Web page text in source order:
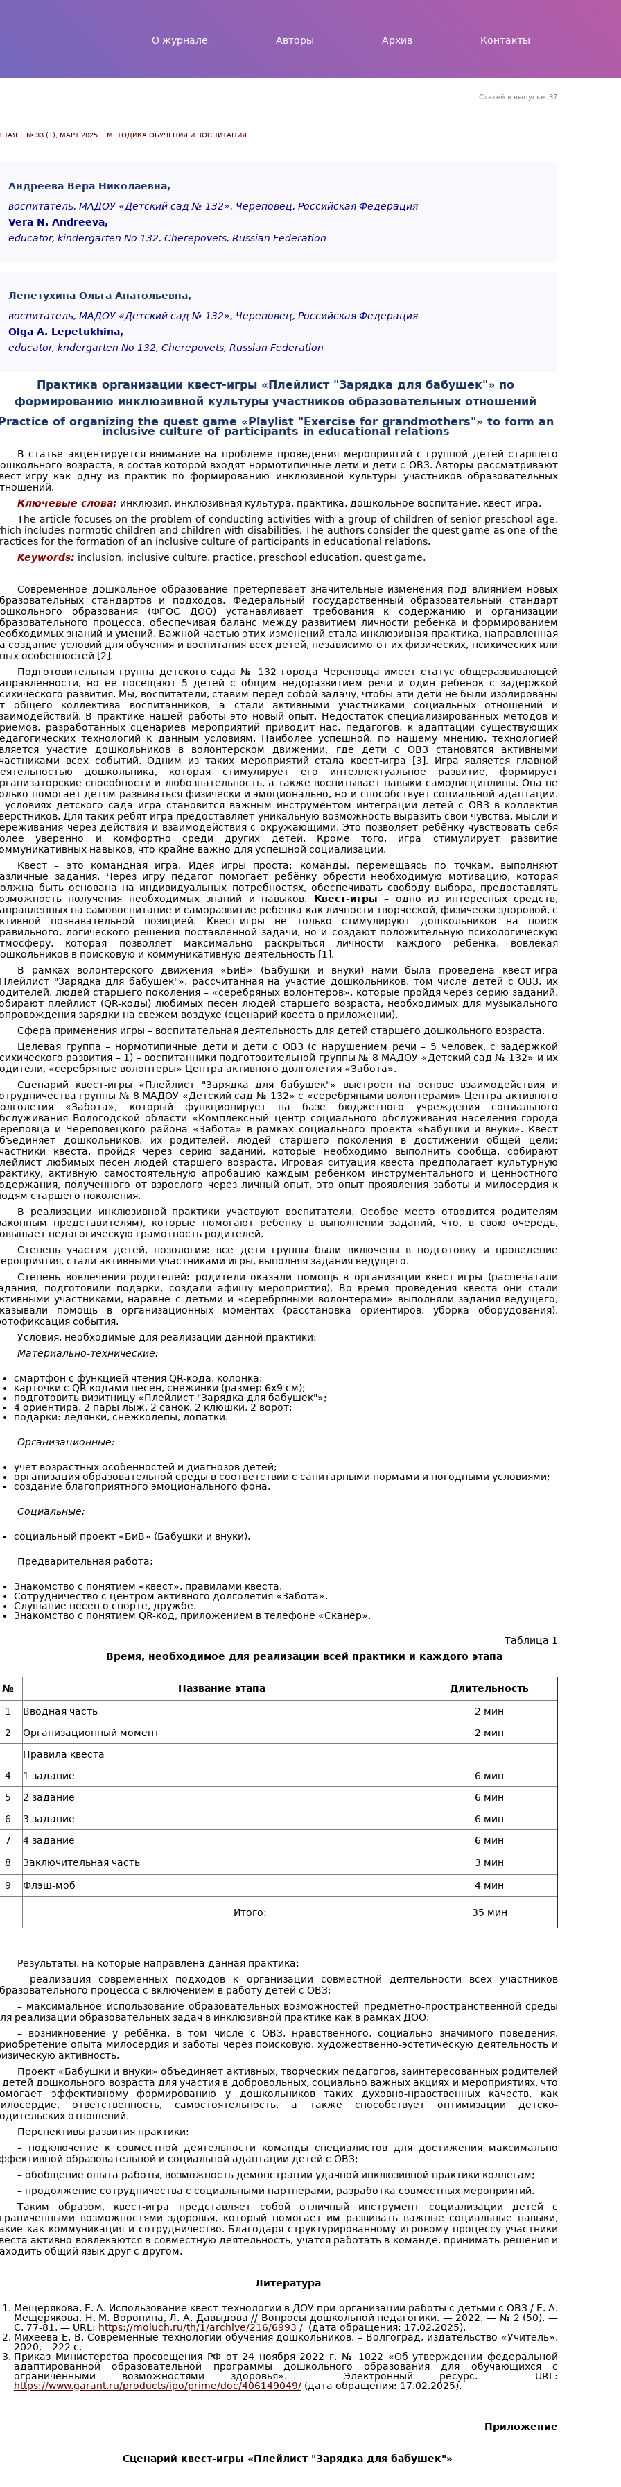
О журнале Авторы Архив Контакты
Статей в выпуске: 37
№ 33 (1), МАРТ 2025 МЕТОДИКА ОБУЧЕНИЯ И ВОСПИТАНИЯ
Андреева Вера Николаевна,
воспитатель, МАДОУ «Детский сад № 132», Череповец, Российская Федерация
Vera N. Andreeva,
educator, kindergarten No 132, Cherepovets, Russian Federation
Лепетухина Ольга Анатольевна,
воспитатель, МАДОУ «Детский сад № 132», Череповец, Российская Федерация
Olga A. Lepetukhina,
educator, kndergarten No 132, Cherepovets, Russian Federation
Практика организации квест-игры «Плейлист "Зарядка для бабушек"» по
формированию инклюзивной культуры участников образовательных отношений
of organizing the quest game «Playlist "Exercise for grandmothers"» to form an
inclusive culture of participants in educational relations
В статье акцентируется внимание на проблеме проведения мероприятий с группой детей старшего
возраста, в состав которой входят нормотипичные дети и дети с ОВЗ. Авторы рассматривают
игру как одну из практик по формированию инклюзивной культуры участников образовательных
Ключевые слова: инклюзия, инклюзивная культура, практика, дошкольное воспитание, квест-игра.
The article focuses on the problem of conducting activities with a group of children of senior preschool age,
includes normotic children and children with disabilities. The authors consider the quest game as one of the
for the formation of an inclusive culture of participants in educational relations.
Keywords: inclusion, inclusive culture, practice, preschool education, quest game.
Современное дошкольное образование претерпевает значительные изменения под влиянием новых
стандартов и подходов. Федеральный государственный образовательный стандарт
образования (ФГОС ДОО) устанавливает требования к содержанию и организации
процесса, обеспечивая баланс между развитием личности ребенка и формированием
знаний и умений. Важной частью этих изменений стала инклюзивная практика, направленная
создание условий для обучения и воспитания всех детей, независимо от их физических, психических или
особенностей [2].
Подготовительная группа детского сада № 132 города Череповца имеет статус общеразвивающей
но ее посещают 5 детей с общим недоразвитием речи и один ребенок с задержкой
развития. Мы, воспитатели, ставим перед собой задачу, чтобы эти дети не были изолированы
общего коллектива воспитанников, а стали активными участниками социальных отношений и
В практике нашей работы это новый опыт. Недостаток специализированных методов и
разработанных сценариев мероприятий приводит нас, педагогов, к адаптации существующих
технологий к данным условиям. Наиболее успешной, по нашему мнению, технологией
участие дошкольников в волонтерском движении, где дети с ОВЗ становятся активными
всех событий. Одним из таких мероприятий стала квест-игра [3]. Игра является главной
дошкольника, которая стимулирует его интеллектуальное развитие, формирует
способности и любознательность, а также воспитывает навыки самодисциплины. Она не
помогает детям развиваться физически и эмоционально, но и способствует социальной адаптации.
условиях детского сада игра становится важным инструментом интеграции детей с ОВЗ в коллектив
Для таких ребят игра предоставляет уникальную возможность выразить свои чувства, мысли и
через действия и взаимодействия с окружающими. Это позволяет ребёнку чувствовать себя
уверенно и комфортно среди других детей. Кроме того, игра стимулирует развитие
навыков, что крайне важно для успешной социализации.
Квест – это командная игра. Идея игры проста: команды, перемещаясь по точкам, выполняют
задания. Через игру педагог помогает ребёнку обрести необходимую мотивацию, которая
быть основана на индивидуальных потребностях, обеспечивать свободу выбора, предоставлять
получения необходимых знаний и навыков. Квест-игры – одно из интересных средств,
на самовоспитание и саморазвитие ребёнка как личности творческой, физически здоровой, с
познавательной позицией. Квест-игры не только стимулируют дошкольников на поиск
логического решения поставленной задачи, но и создают положительную психологическую
которая позволяет максимально раскрыться личности каждого ребенка, вовлекая
в поисковую и коммуникативную деятельность [1].
В рамках волонтерского движения «БиВ» (Бабушки и внуки) нами была проведена квест-игра
"Зарядка для бабушек"», рассчитанная на участие дошкольников, том числе детей с ОВЗ, их
людей старшего поколения – «серебряных волонтеров», которые пройдя через серию заданий,
плейлист (QR-коды) любимых песен людей старшего возраста, необходимых для музыкального
зарядки на свежем воздухе (сценарий квеста в приложении).
Сфера применения игры – воспитательная деятельность для детей старшего дошкольного возраста.
Целевая группа – нормотипичные дети и дети с ОВЗ (с нарушением речи – 5 человек, с задержкой
развития – 1) – воспитанники подготовительной группы № 8 МАДОУ «Детский сад № 132» и их
«серебряные волонтеры» Центра активного долголетия «Забота».
Сценарий квест-игры «Плейлист "Зарядка для бабушек"» выстроен на основе взаимодействия и
группы № 8 МАДОУ «Детский сад № 132» с «серебряными волонтерами» Центра активного
«Забота», который функционирует на базе бюджетного учреждения социального
Вологодской области «Комплексный центр социального обслуживания населения города
и Череповецкого района «Забота» в рамках социального проекта «Бабушки и внуки». Квест
дошкольников, их родителей, людей старшего поколения в достижении общей цели:
квеста, пройдя через серию заданий, которые необходимо выполнить сообща, собирают
любимых песен людей старшего возраста. Игровая ситуация квеста предполагает культурную
активную самостоятельную апробацию каждым ребенком инструментального и ценностного
полученного от взрослого через личный опыт, это опыт проявления заботы и милосердия к
старшего поколения.
В реализации инклюзивной практики участвуют воспитатели. Особое место отводится родителям
представителям), которые помогают ребенку в выполнении заданий, что, в свою очередь,
педагогическую грамотность родителей.
Степень участия детей, нозология: все дети группы были включены в подготовку и проведение
стали активными участниками игры, выполняя задания ведущего.
Степень вовлечения родителей: родители оказали помощь в организации квест-игры (распечатали
подготовили подарки, создали афишу мероприятия). Во время проведения квеста они стали
участниками, наравне с детьми и «серебряными волонтерами» выполняли задания ведущего,
помощь в организационных моментах (расстановка ориентиров, уборка оборудования),
события.
Условия, необходимые для реализации данной практики:
Материально-технические:
смартфон с функцией чтения QR-кода, колонка;
карточки с QR-кодами песен, снежинки (размер 6х9 см);
подготовить визитницу «Плейлист "Зарядка для бабушек"»;
4 ориентира, 2 пары лыж, 2 санок, 2 клюшки, 2 ворот;
подарки: ледянки, снежколепы, лопатки.
Организационные:
учет возрастных особенностей и диагнозов детей;
организация образовательной среды в соответствии с санитарными нормами и погодными условиями;
создание благоприятного эмоционального фона.
Социальные:
социальный проект «БиВ» (Бабушки и внуки).
Предварительная работа:
Знакомство с понятием «квест», правилами квеста.
Сотрудничество с центром активного долголетия «Забота».
Слушание песен о спорте, дружбе.
Знакомство с понятием QR-код, приложением в телефоне «Сканер».
Таблица 1
Время, необходимое для реализации всей практики и каждого этапа
№ Название этапа Длительность
1 Вводная часть
2 мин
2
Организационный момент
2 мин
Правила квеста
4
1 задание
6 мин
5
2 задание
6 мин
6
3 задание
6 мин
7
4 задание
6 мин
8
Заключительная часть 3 мин
9 Флэш-моб 4 мин
Итого: 35 мин
Результаты, на которые направлена данная практика:
– реализация современных подходов к организации совместной деятельности всех участников
процесса с включением в работу детей с ОВЗ;
– максимальное использование образовательных возможностей предметно-пространственной среды
реализации образовательных задач в инклюзивной практике как в рамках ДОО;
– возникновение у ребёнка, в том числе с ОВЗ, нравственного, социально значимого поведения,
опыта милосердия и заботы через поисковую, художественно-эстетическую деятельность и
активность.
Проект «Бабушки и внуки» объединяет активных, творческих педагогов, заинтересованных родителей
детей дошкольного возраста для участия в добровольных, социально важных акциях и мероприятиях, что
эффективному формированию у дошкольников таких духовно-нравственных качеств, как
ответственность, самостоятельность, а также способствует оптимизации детско-
отношений.
Перспективы развития практики:
– подключение к совместной деятельности команды специалистов для достижения максимально
образовательной и социальной адаптации детей с ОВЗ;
– обобщение опыта работы, возможность демонстрации удачной инклюзивной практики коллегам;
– продолжение сотрудничества с социальными партнерами, разработка совместных мероприятий.
Таким образом, квест-игра представляет собой отличный инструмент социализации детей с
возможностями здоровья, который помогает им развивать важные социальные навыки,
как коммуникация и сотрудничество. Благодаря структурированному игровому процессу участники
активно вовлекаются в совместную деятельность, учатся работать в команде, принимать решения и
общий язык друг с другом.
Литература
Мещерякова, Е. А. Использование квест-технологии в ДОУ при организации работы с детьми с ОВЗ / Е. А.
Мещерякова, Н. М. Воронина, Л. А. Давыдова // Вопросы дошкольной педагогики. — 2022. — № 2 (50). —
С. 77-81. — URL: https://moluch.ru/th/1/archive/216/6993 / (дата обращения: 17.02.2025).
Михеева Е. В. Современные технологии обучения дошкольников. – Волгоград, издательство «Учитель»,
2020. – 222 с.
Приказ Министерства просвещения РФ от 24 ноября 2022 г. № 1022 «Об утверждении федеральной
адаптированной образовательной программы дошкольного образования для обучающихся с
ограниченными возможностями здоровья». – Электронный ресурс. – URL:
https://www.garant.ru/products/ipo/prime/doc/406149049/ (дата обращения: 17.02.2025).
Приложение
Сценарий квест-игры «Плейлист "Зарядка для бабушек"»